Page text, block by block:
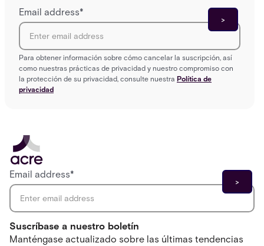
Email address*
Para obtener información sobre cómo cancelar la suscripción, así
como nuestras prácticas de privacidad y nuestro compromiso con
la protección de su privacidad, consulte nuestra Política de
privacidad
Suscríbase a nuestro boletín
Manténgase actualizado sobre las últimas tendencias
Email address*